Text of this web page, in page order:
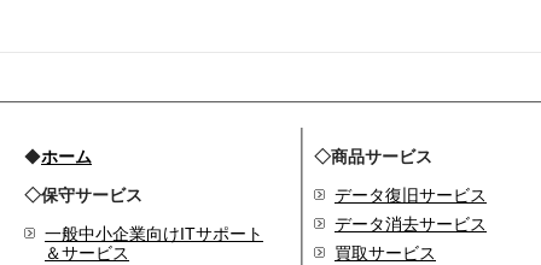
◆ホーム
◇保守サービス
一般中小企業向けITサポート
＆サービス
◇商品サービス
データ復旧サービス
データ消去サービス
買取サービス